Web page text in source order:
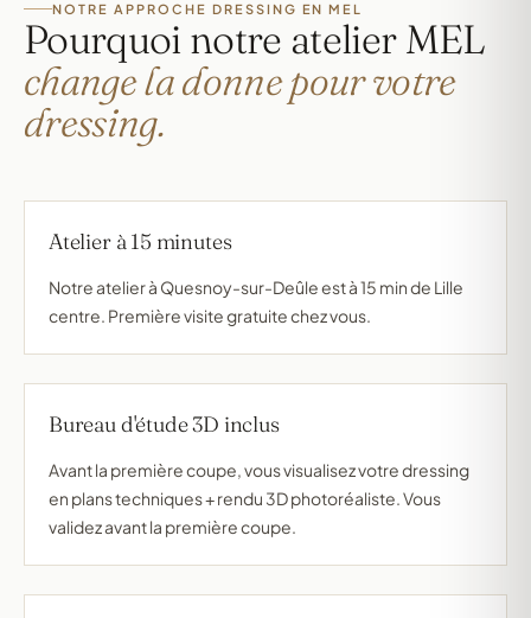
NOTRE APPROCHE DRESSING EN MEL
Pourquoi notre atelier MEL
change la donne pour votre
dressing.
Atelier à 15 minutes
Notre atelier à Quesnoy-sur-Deûle est à 15 min de Lille
centre. Première visite gratuite chez vous.
Bureau d'étude 3D inclus
Avant la première coupe, vous visualisez votre dressing
en plans techniques + rendu 3D photoréaliste. Vous
validez avant la première coupe.